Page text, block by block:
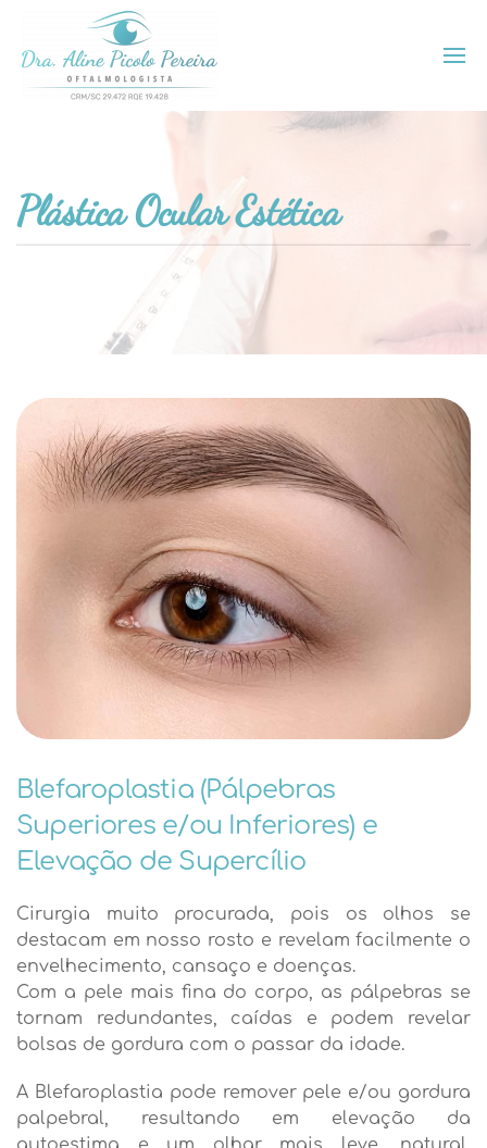
Plástica Ocular Estética
Blefaroplastia (Pálpebras
Superiores e/ou Inferiores) e
Elevação de Supercílio
Cirurgia muito procurada, pois os olhos se
destacam em nosso rosto e revelam facilmente o
envelhecimento, cansaço e doenças.
Com a pele mais fina do corpo, as pálpebras se
tornam redundantes, caídas e podem revelar
bolsas de gordura com o passar da idade.
A Blefaroplastia pode remover pele e/ou gordura
palpebral, resultando em elevação da